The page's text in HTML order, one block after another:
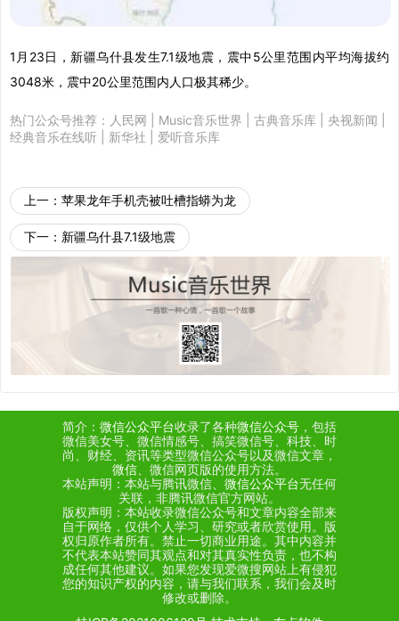
1月23日，新疆乌什县发生7.1级地震，震中5公里范围内平均海拔约
3048米，震中20公里范围内人口极其稀少。
热门公众号推荐： 人民网 Music音乐世界 古典音乐库 央视新闻
经典音乐在线听
新华社 爱听音乐库
上一： 苹果龙年手机壳被吐槽指蟒为龙
下一： 新疆乌什县7.1级地震
简介： 微信公众平台收录了各种微信公众号 ，包括
微信美女号、微信情感号、搞笑微信号、科技、时
尚、财经、资讯等类型微信公众号以及微信文章，
微信 、微信网页版的使用方法。
本站声明：本站与腾讯微信、 微信公众平台无任何
关联，非腾讯微信官方网站。
版权声明：本站收录微信公众号和文章内容全部来
自于网络，仅供个人学习、研究或者欣赏使用。版
权归原作者所有。禁止一切商业用途。其中内容并
不代表本站赞同其观点和对其真实性负责，也不构
成任何其他建议。如果您发现爱微搜网站上有侵犯
您的知识产权的内容，请与我们联系，我们会及时
修改或删除。